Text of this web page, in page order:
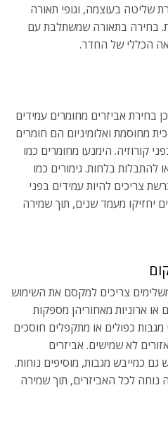
שליטה בעוצמה, וגופי תאורה
בחירה בתאורה שמשתלבת עם
הכללי של החדר.
אביזרים מחומרים עמידים
מחוסמת ואלומיניום הם חומרים
קורוזיה. הימנעו מחומרים כמו
בלחות. גימורים כמו
צריכים להיות עמידים בפני
יחזיקו מעמד שנים, תוך שמירה
צריכים למקסם את השימוש
ארוניות מאחוריהן מספקות
מגבות כפולים או מתקפלים חוסכים
לא שמישים. אביזרים
כמייבש מגבות, מוסיפים נוחות.
לכל האביזרים, תוך שמירה